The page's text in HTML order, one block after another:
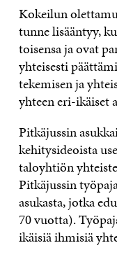
Kokeilun
tunne lisääntyy,
toisensa ja ovat
yhteisesti
tekemisen ja
yhteen eri-ikäiset
Pitkäjussin
kehitysideoista
taloyhtiön
Pitkäjussin
asukasta, jotka
70 vuotta).
ikäisiä ihmisiä